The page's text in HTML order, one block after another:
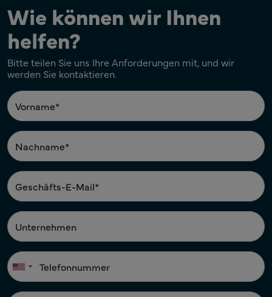
Wie können wir Ihnen
helfen?
Bitte teilen Sie uns Ihre Anforderungen mit, und wir
werden Sie kontaktieren.